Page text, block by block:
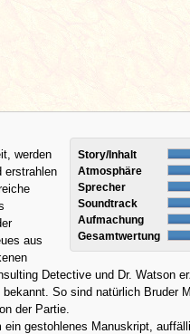
Story/Inhalt
Atmosphäre
Sprecher
Soundtrack
Aufmachung
Gesamtwertung
werden
erstrahlen
aus
Detective und Dr. Watson
So sind natürlich Bruder
der Partie.
gestohlenes Manuskript,